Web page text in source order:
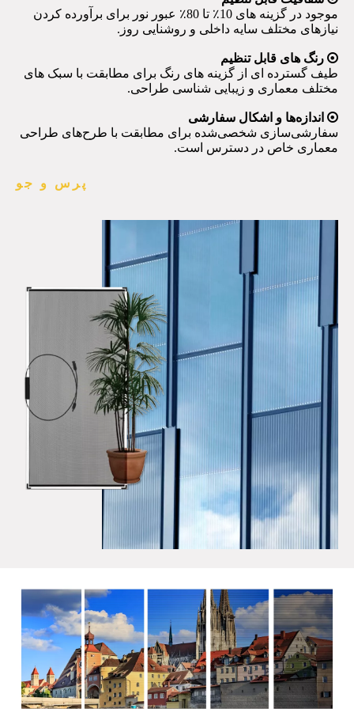
موجود در گزینه های 10٪ تا 80٪ عبور نور برای برآورده کردن
نیازهای مختلف سایه داخلی و روشنایی روز.
 رنگ های قابل تنظیم
طیف گسترده ای از گزینه های رنگ برای مطابقت با سبک های
مختلف معماری و زیبایی شناسی طراحی.
 اندازه‌ها و اشکال سفارشی
سفارشی‌سازی شخصی‌شده برای مطابقت با طرح‌های طراحی
معماری خاص در دسترس است.
پرس و جو